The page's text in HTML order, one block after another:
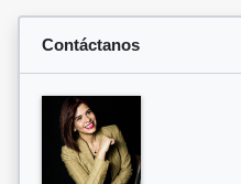
Contáctanos